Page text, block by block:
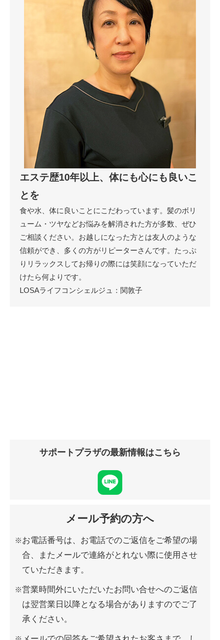
エステ歴10年以上、体にも心にも良いこ
とを
食や水、体に良いことにこだわっています。髪のボリ
ューム・ツヤなどお悩みを解消された方が多数、ぜひ
ご相談ください。お越しになった方とは友人のような
信頼ができ、多くの方がリピーターさんです。たっぷ
りリラックスしてお帰りの際には笑顔になっていただ
けたら何よりです。
LOSAライフコンシェルジュ：関敦子
サポートプラザの最新情報はこちら
メール予約の方へ
お電話番号は、お電話でのご返信をご希望の場
合、またメールで連絡がとれない際に使用させ
ていただきます。
営業時間外にいただいたお問い合せへのご返信
は翌営業日以降となる場合がありますのでご了
承ください。